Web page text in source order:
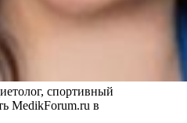
спортивный
MedikForum.ru в